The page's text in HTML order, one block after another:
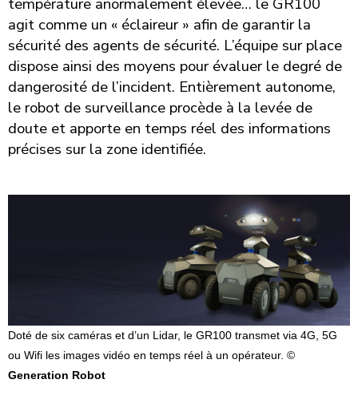
agit comme un « éclaireur » afin de garantir la
sécurité des agents de sécurité. L’équipe sur place
dispose ainsi des moyens pour évaluer le degré de
dangerosité de l’incident. Entièrement autonome,
le robot de surveillance procède à la levée de
doute et apporte en temps réel des informations
précises sur la zone identifiée.
Doté de six caméras et d’un Lidar, le GR100 transmet via 4G, 5G
ou Wifi les images vidéo en temps réel à un opérateur. ©
Generation Robot